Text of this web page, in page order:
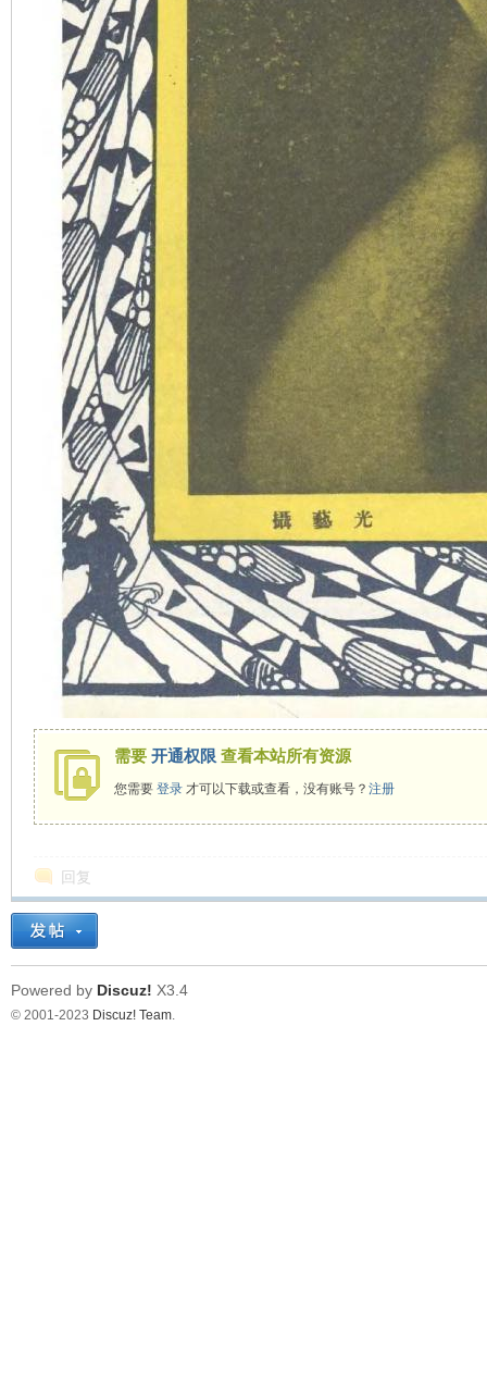
需要 开通权限 查看本站所有资源
您需要 登录才可以下载或查看，没有账号？ 注册
回复
Powered by Discuz! X3.4
© 2001-2023 Discuz! Team.